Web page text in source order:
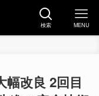
検索 MENU
幅改良 2回目